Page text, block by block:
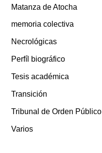
Matanza de Atocha
memoria colectiva
Necrológicas
Perfíl biográfico
Tesis académica
Transición
Tribunal de Orden Público
Varios